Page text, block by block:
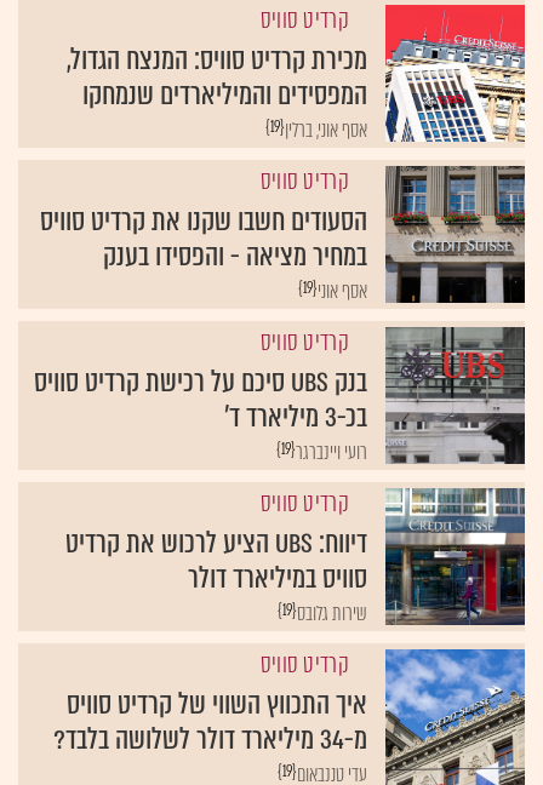
קרדיט סוויס
מכירת קרדיט סוויס: המנצח הגדול,
המפסידים והמיליארדים שנמחקו
{19}אסף אוני, ברלין
קרדיט סוויס
הסעודים חשבו שקנו את קרדיט סוויס
במחיר מציאה - והפסידו בענק
{19}אסף אוני
קרדיט סוויס
בנק UBS סיכם על רכישת קרדיט סוויס
בכ-3 מיליארד ד'
{19}רועי ויינברגר
קרדיט סוויס
דיווח: UBS הציע לרכוש את קרדיט
סוויס במיליארד דולר
{19}שירות גלובס
קרדיט סוויס
איך התכווץ השווי של קרדיט סוויס
מ-34 מיליארד דולר לשלושה בלבד?
{19}עדי טננבאום